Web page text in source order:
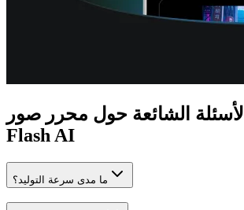
الأسئلة الشائعة حول محرر صور Gemini 2.5
Flash AI
ما مدى سرعة التوليد؟